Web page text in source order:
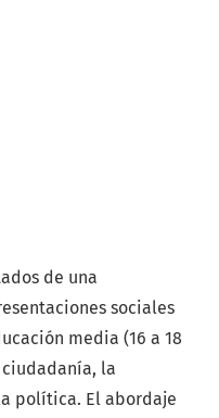
de una
sociales
media (16 a 18
la
política. El abordaje